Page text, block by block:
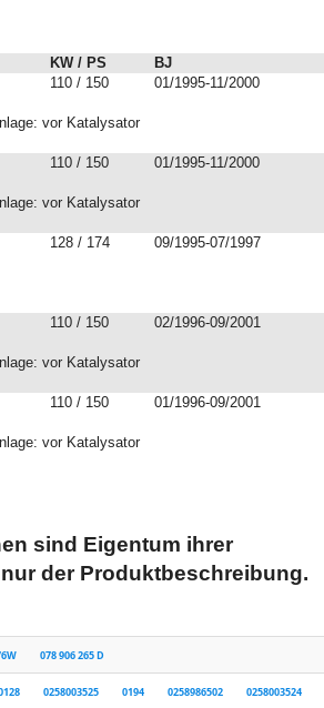
KW / PS
BJ
110 / 150 01/1995-11/2000
vor Katalysator
110 / 150 01/1995-11/2000
vor Katalysator
128 / 174 09/1995-07/1997
110 / 150 02/1996-09/2001
vor Katalysator
110 / 150 01/1996-09/2001
vor Katalysator
sind Eigentum ihrer
der Produktbeschreibung.
078 906 265 D
0258003525 0194 0258986502 0258003524